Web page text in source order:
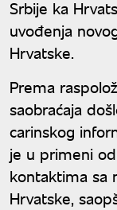
Srbije ka
uvođenja
Hrvatske.
Prema
saobraćaja
carinskog
je u primeni
kontaktima sa
Hrvatske,